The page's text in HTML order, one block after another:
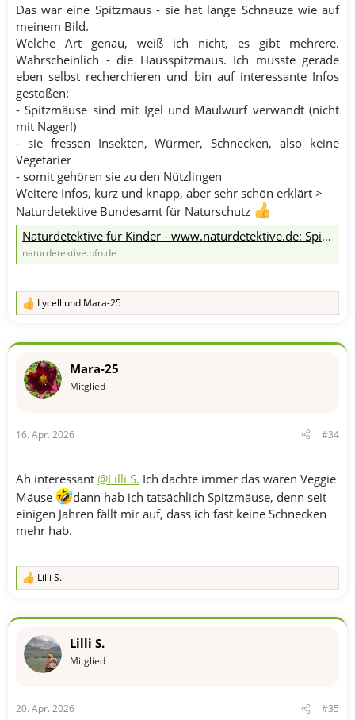
Das war eine Spitzmaus - sie hat lange Schnauze wie auf
meinem Bild.
Welche Art genau, weiß ich nicht, es gibt mehrere.
Wahrscheinlich - die Hausspitzmaus. Ich musste gerade
eben selbst recherchieren und bin auf interessante Infos
gestoßen:
- Spitzmäuse sind mit Igel und Maulwurf verwandt (nicht
mit Nager!)
- sie fressen Insekten, Würmer, Schnecken, also keine
Vegetarier​
- somit gehören sie zu den Nützlingen
Weitere Infos, kurz und knapp, aber sehr schön erklärt >
Naturdetektive Bundesamt für Naturschutz
Naturdetektive für Kinder - www.naturdetektive.de: Spitzmaus
naturdetektive.bfn.de
R
k
o
:
Lycell und Mara-25
Mara-25
Mitglied
16. Apr. 2026 #34
Ah interessant @Lilli S. Ich dachte immer das wären Veggie
Mäuse
dann hab ich tatsächlich Spitzmäuse, denn seit
einigen Jahren fällt mir auf, dass ich fast keine Schnecken
mehr hab.
R
k
o
:
Lilli S.
Lilli S.
Mitglied
20. Apr. 2026 #35